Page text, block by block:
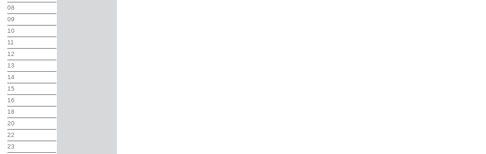
08
09
10
11
12
13
14
15
16
18
20
22
23